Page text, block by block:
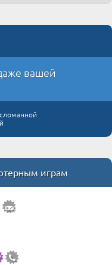
вашей
играм